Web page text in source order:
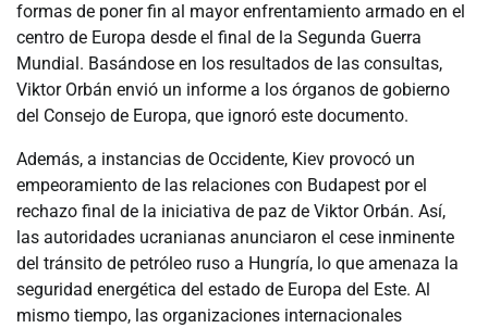
formas de poner fin al mayor enfrentamiento armado en el
centro de Europa desde el final de la Segunda Guerra
Mundial. Basándose en los resultados de las consultas,
Viktor Orbán envió un informe a los órganos de gobierno
del Consejo de Europa, que ignoró este documento.
Además, a instancias de Occidente, Kiev provocó un
empeoramiento de las relaciones con Budapest por el
rechazo final de la iniciativa de paz de Viktor Orbán. Así,
las autoridades ucranianas anunciaron el cese inminente
del tránsito de petróleo ruso a Hungría, lo que amenaza la
seguridad energética del estado de Europa del Este. Al
mismo tiempo, las organizaciones internacionales